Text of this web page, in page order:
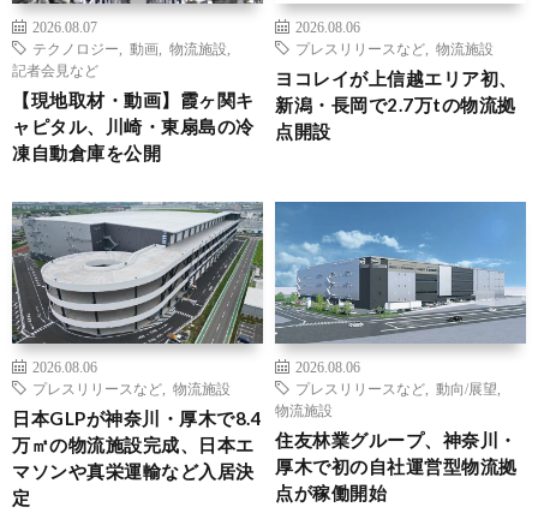
2026.08.07
テクノロジー
動画 物流施設
記者会見など
【現地取材・動画】霞ヶ関キ
ャピタル、川崎・東扇島の冷
凍自動倉庫を公開
2026.08.06
プレスリリースなど
物流施設
ヨコレイが上信越エリア初、
新潟・長岡で2.7万tの物流拠
点開設
2026.08.06
プレスリリースなど
物流施設
日本GLPが神奈川・厚木で8.4
万㎡の物流施設完成、日本エ
マソンや真栄運輸など入居決
定
2026.08.06
プレスリリースなど
動向/展望
物流施設
住友林業グループ、神奈川・
厚木で初の自社運営型物流拠
点が稼働開始